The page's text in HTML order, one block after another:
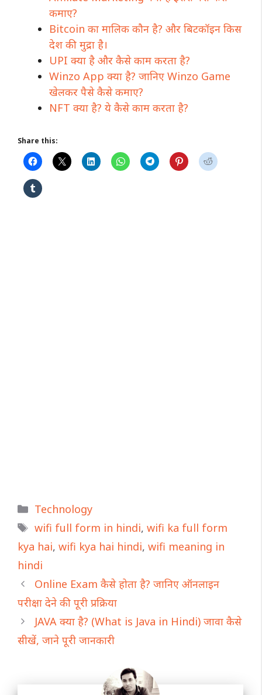
कमाए?
Bitcoin का मालिक कौन है? और बिटकॉइन किस
देश की मुद्रा है।
UPI क्या है और कैसे काम करता है?
Winzo App क्या है? जानिए Winzo Game
खेलकर पैसे कैसे कमाए?
NFT क्या है? ये कैसे काम करता है?
Share this:
Categories
Technology
Tags
wifi full form in hindi, wifi ka full form
kya hai, wifi kya hai hindi, wifi meaning in
hindi
Online Exam कैसे होता है? जानिए ऑनलाइन
परीक्षा देने की पूरी प्रक्रिया
JAVA क्या है? (What is Java in Hindi) जावा कैसे
सीखें, जाने पूरी जानकारी